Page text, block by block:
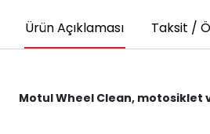
Ürün Açıklaması Taksit /
Motul Wheel Clean,